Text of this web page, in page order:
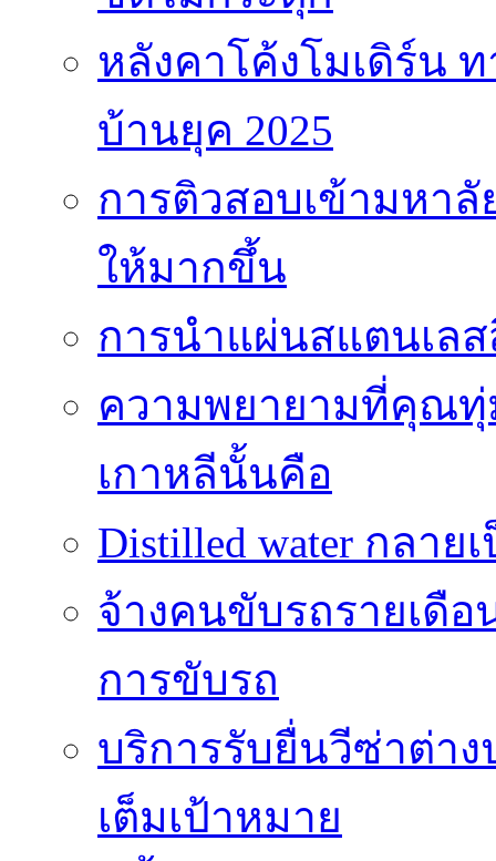
หลังคาโค้งโมเดิร์น
บ้านยุค 2025
การติวสอบเข้ามหาลั
ให้มากขึ้น
การนำแผ่นสแตนเล
ความพยายามที่คุณทุ่
เกาหลีนั้นคือ
Distilled water กลา
จ้างคนขับรถรายเดื
การขับรถ
บริการรับยื่นวีซ่าต่าง
เต็มเป้าหมาย